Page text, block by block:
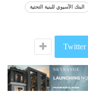
البنك الآسيوي للبنية التحتية
Twitter